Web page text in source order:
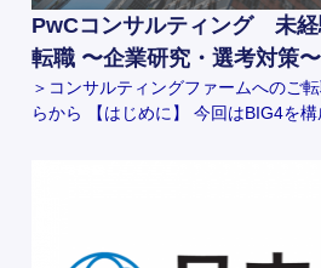
PwCコンサルティング 未経
転職 〜企業研究・選考対策〜
＞コンサルティングファームへのご
らから 【はじめに】 今回はBIG4を